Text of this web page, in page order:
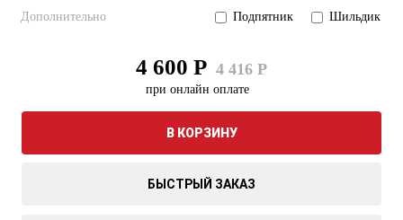
Дополнительно Подпятник Шильдик
4 600 Р 4 416 Р
при онлайн оплате
В КОРЗИНУ
БЫСТРЫЙ ЗАКАЗ